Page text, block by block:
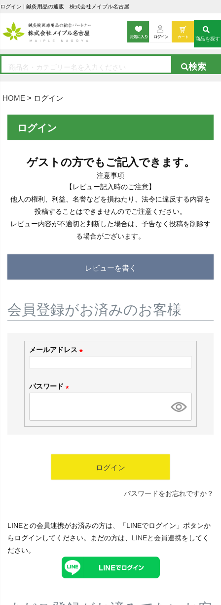
ログイン | 鍼灸用品の通販 株式会社メイプル名古屋
HOME ログイン
商品を探す
ログイン
ゲストの方でもご記入できます。
注意事項
【レビュー記入時のご注意】
他人の権利、利益、名誉などを損ねたり、法令に違反する内容を
投稿することはできませんのでご注意ください。
レビュー内容が不適切と判断した場合は、予告なく投稿を削除す
る場合がございます。
レビューを書く
会員登録がお済みのお客様
メールアドレス
パスワード
須
ログイン
パスワードをお忘れですか？
LINEとの会員連携がお済みの方は、「LINEでログイン」ボタンか
らログインしてください。まだの方は、 LINEと会員連携をしてく
ださい。